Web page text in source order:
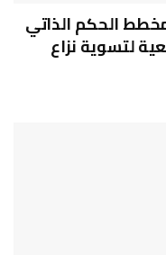
الحكم الذاتي
لتسوية نزاع